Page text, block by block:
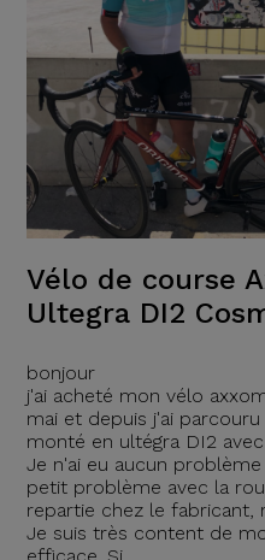
Vélo de course
Ultegra DI2
bonjour
j'ai acheté mon vélo
mai et depuis j'ai
monté en ultégra DI2
Je n'ai eu aucun
petit problème avec la
repartie chez le fabricant,
Je suis très content de